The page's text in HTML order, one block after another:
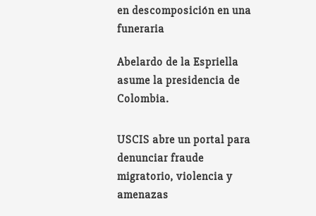
en descomposición en una
funeraria
Abelardo de la Espriella
asume la presidencia de
Colombia.
USCIS abre un portal para
denunciar fraude
migratorio, violencia y
amenazas